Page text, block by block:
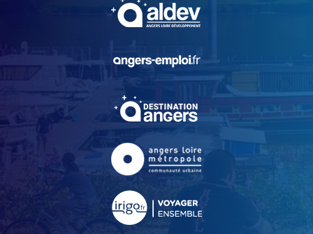
, Ouvre une nouvelle
, Ouvre une nouvelle